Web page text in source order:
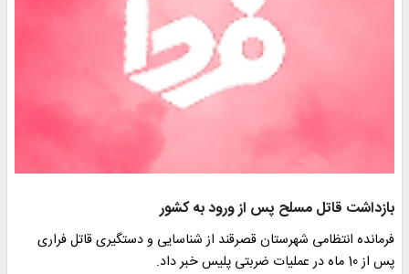
بازداشت قاتل مسلح پس از ورود به کشور
فرمانده انتظامی شهرستان قصرقند از شناسایی و دستگیری قاتل فراری
پس از 10 ماه در عملیات ضربتی پلیس خبر داد.